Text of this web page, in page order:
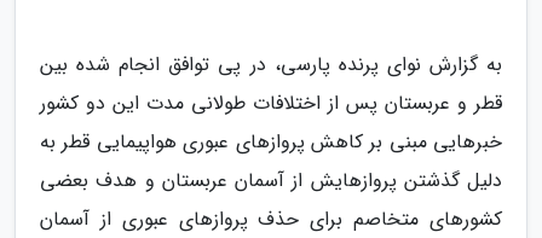
به گزارش نوای پرنده پارسی، در پی توافق انجام شده بین
قطر و عربستان پس از اختلافات طولانی مدت این دو کشور
خبرهایی مبنی بر کاهش پروازهای عبوری هواپیمایی قطر به
دلیل گذشتن پروازهایش از آسمان عربستان و هدف بعضی
کشورهای متخاصم برای حذف پروازهای عبوری از آسمان